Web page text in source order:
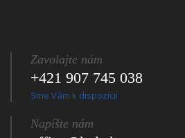
Zavolajte nám
+421 907 745 038
Sme Vám k dispozícii
Napíšte nám